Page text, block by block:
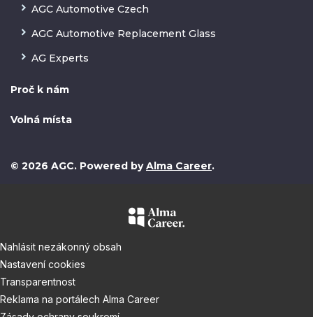
© 2026 AGC. Powered byAlma Career.
AGC Automotive Czech
AGC Automotive Replacement Glass
AG Experts
Proč k nám
Volná místa
Nahlásit nezákonný obsah
Nastavení cookies
Transparentnost
Reklama na portálech Alma Career